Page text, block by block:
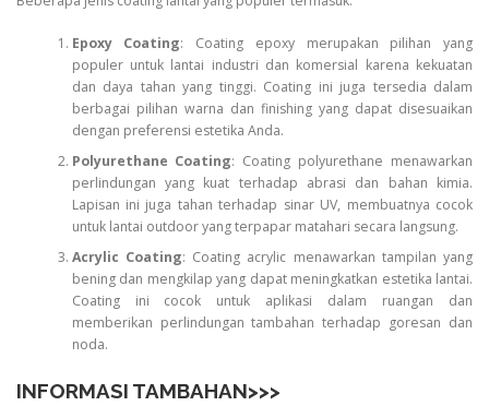
Epoxy Coating: Coating epoxy merupakan pilihan yang
populer untuk lantai industri dan komersial karena kekuatan
dan daya tahan yang tinggi. Coating ini juga tersedia dalam
berbagai pilihan warna dan finishing yang dapat disesuaikan
dengan preferensi estetika Anda.
Polyurethane Coating: Coating polyurethane menawarkan
perlindungan yang kuat terhadap abrasi dan bahan kimia.
Lapisan ini juga tahan terhadap sinar UV, membuatnya cocok
untuk lantai outdoor yang terpapar matahari secara langsung.
Acrylic Coating: Coating acrylic menawarkan tampilan yang
bening dan mengkilap yang dapat meningkatkan estetika lantai.
Coating ini cocok untuk aplikasi dalam ruangan dan
memberikan perlindungan tambahan terhadap goresan dan
noda.
INFORMASI TAMBAHAN>>>